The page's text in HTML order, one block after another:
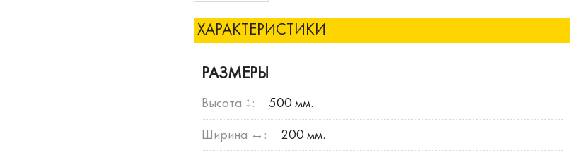
ХАРАКТЕРИСТИКИ
РАЗМЕРЫ
Высота ↕: 500 мм.
Ширина ↔: 200 мм.